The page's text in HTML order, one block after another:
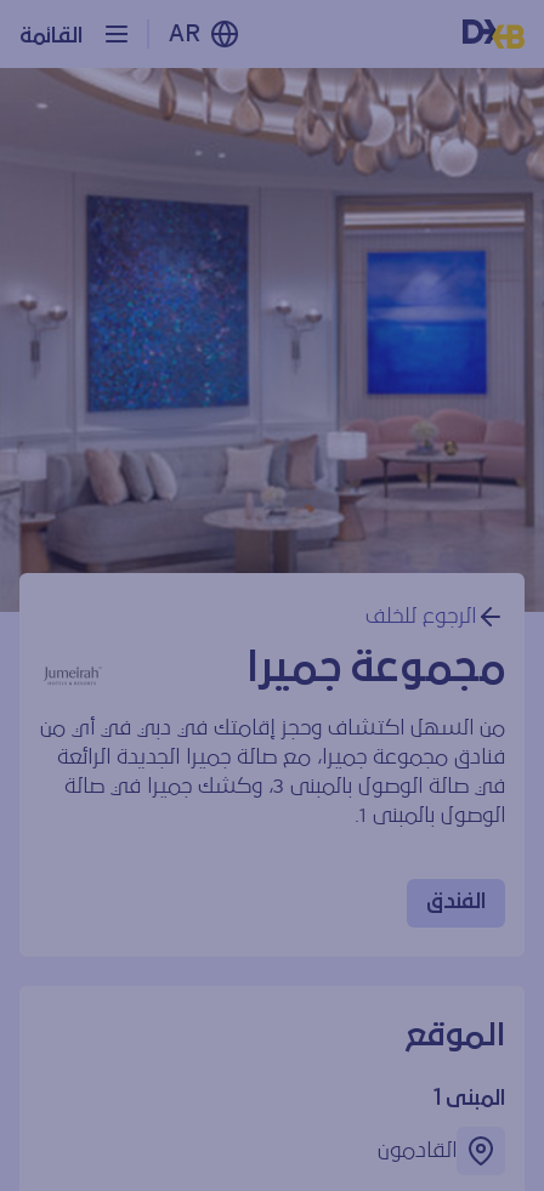
القائمة AR
الرجوع للخلف
مجموعة جميرا
من السهل اكتشاف وحجز إقامتك في دبي في أي من
فنادق مجموعة جميرا، مع صالة جميرا الجديدة الرائعة
في صالة الوصول بالمبنى 3، وكشك جميرا في صالة
الوصول بالمبنى 1.
الفندق
الموقع
المبنى 1
القادمون